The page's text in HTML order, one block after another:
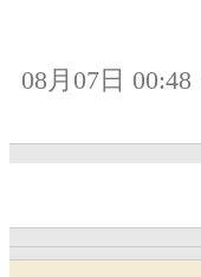
08月07日 00:48